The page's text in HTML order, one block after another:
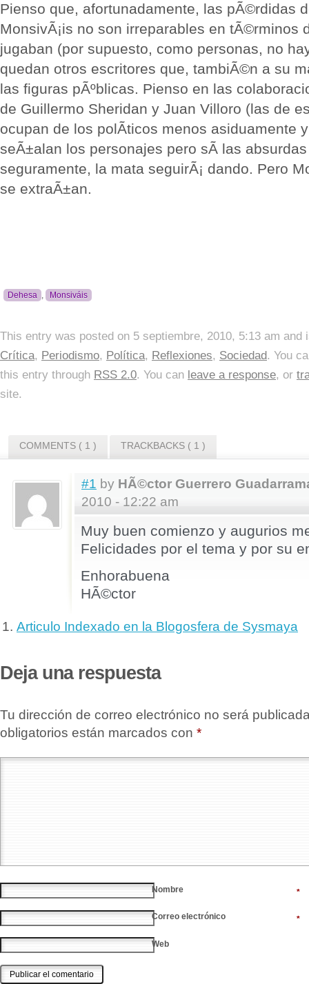
Pienso que, afortunadamente, las pÃ©rdidas
MonsivÃ¡is no son irreparables en tÃ©rminos
jugaban (por supuesto, como personas, no
quedan otros escritores que, tambiÃ©n a su
las figuras pÃºblicas. Pienso en las
de Guillermo Sheridan y Juan Villoro (las de
ocupan de los polÃ­ticos menos asiduamente
seÃ±alan los personajes pero sÃ­ las
seguramente, la mata seguirÃ¡ dando. Pero
se extraÃ±an.
Dehesa , Monsiváis
This entry was posted on 5 septiembre, 2010, 5:13 am and
Crí­tica, Periodismo, Polí­tica, Reflexiones, Sociedad. You
this entry through RSS 2.0. You can leave a response, or
site.
COMMENTS ( 1 ) TRACKBACKS ( 1 )
#1 by HÃ©ctor Guerrero
2010 - 12:22 am
Muy buen comienzo y augurios
Felicidades por el tema y por su
Enhorabuena
HÃ©ctor
Articulo Indexado en la Blogosfera de Sysmaya
Deja una respuesta
Tu dirección de correo electrónico no será
obligatorios están marcados con *
Nombre *
Correo electrónico *
Web